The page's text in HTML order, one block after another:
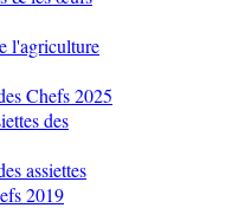
l'agriculture
Chefs 2025
des
assiettes
2019